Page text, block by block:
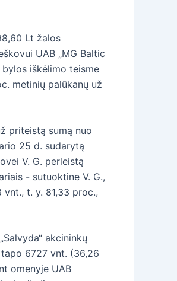
Lt žalos
UAB „MG Baltic
iškėlimo teisme
metinių palūkanų už
priteistą sumą nuo
25 d. sudarytą
V. G. perleistą
- sutuoktine V. G.,
t. y. 81,33 proc.,
akcininkų
6727 vnt. (36,26
omenyje UAB